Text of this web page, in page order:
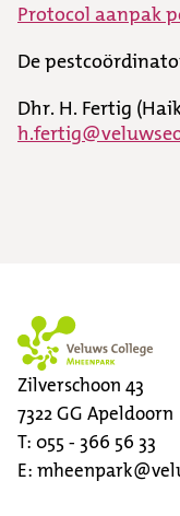
Protocol aanpak
De
Dhr. H. Fertig
Zilverschoon 43
7322 GG Apeldoorn
T: 055 - 366 56 33
E: